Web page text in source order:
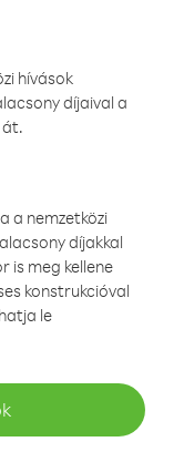
hívások
díjaival a
a nemzetközi
díjakkal
is meg kellene
konstrukcióval
le